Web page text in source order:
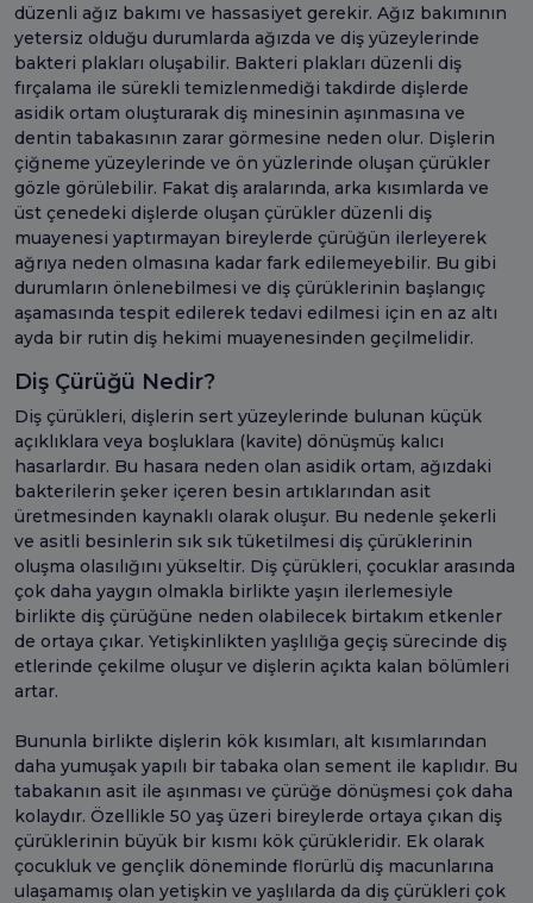
düzenli ağız bakımı ve hassasiyet gerekir. Ağız bakımının
yetersiz olduğu durumlarda ağızda ve diş yüzeylerinde
bakteri plakları oluşabilir. Bakteri plakları düzenli diş
fırçalama ile sürekli temizlenmediği takdirde dişlerde
asidik ortam oluşturarak diş minesinin aşınmasına ve
dentin tabakasının zarar görmesine neden olur. Dişlerin
çiğneme yüzeylerinde ve ön yüzlerinde oluşan çürükler
gözle görülebilir. Fakat diş aralarında, arka kısımlarda ve
üst çenedeki dişlerde oluşan çürükler düzenli diş
muayenesi yaptırmayan bireylerde çürüğün ilerleyerek
ağrıya neden olmasına kadar fark edilemeyebilir. Bu gibi
durumların önlenebilmesi ve diş çürüklerinin başlangıç
aşamasında tespit edilerek tedavi edilmesi için en az altı
ayda bir rutin diş hekimi muayenesinden geçilmelidir.
Diş Çürüğü Nedir?
Diş çürükleri, dişlerin sert yüzeylerinde bulunan küçük
açıklıklara veya boşluklara (kavite) dönüşmüş kalıcı
hasarlardır. Bu hasara neden olan asidik ortam, ağızdaki
bakterilerin şeker içeren besin artıklarından asit
üretmesinden kaynaklı olarak oluşur. Bu nedenle şekerli
ve asitli besinlerin sık sık tüketilmesi diş çürüklerinin
oluşma olasılığını yükseltir. Diş çürükleri, çocuklar arasında
çok daha yaygın olmakla birlikte yaşın ilerlemesiyle
birlikte diş çürüğüne neden olabilecek birtakım etkenler
de ortaya çıkar. Yetişkinlikten yaşlılığa geçiş sürecinde diş
etlerinde çekilme oluşur ve dişlerin açıkta kalan bölümleri
artar.
Bununla birlikte dişlerin kök kısımları, alt kısımlarından
daha yumuşak yapılı bir tabaka olan sement ile kaplıdır. Bu
tabakanın asit ile aşınması ve çürüğe dönüşmesi çok daha
kolaydır. Özellikle 50 yaş üzeri bireylerde ortaya çıkan diş
çürüklerinin büyük bir kısmı kök çürükleridir. Ek olarak
çocukluk ve gençlik döneminde florürlü diş macunlarına
ulaşamamış olan yetişkin ve yaşlılarda da diş çürükleri çok